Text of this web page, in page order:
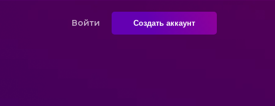
Войти Создать аккаунт